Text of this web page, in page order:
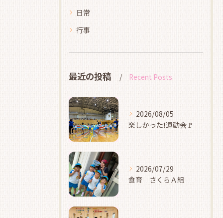
日常
行事
最近の投稿 Recent Posts
2026/08/05
楽しかった❗運動会🚩
2026/07/29
食育 さくらＡ組